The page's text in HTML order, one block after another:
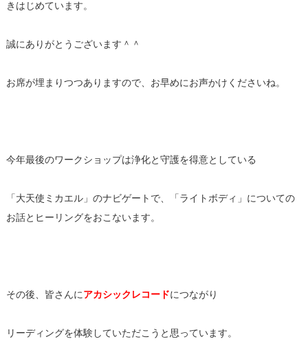
きはじめています。
誠にありがとうございます＾＾
お席が埋まりつつありますので、 お早めにお声かけくださいね。
今年最後のワークショップは浄化と守護を得意としている
「大天使ミカエル」のナビゲートで、「ライトボディ」についての
お話とヒーリングをおこないます。
その後、皆さんにアカシックレコードにつながり
リーディングを体験していただこうと思っています。